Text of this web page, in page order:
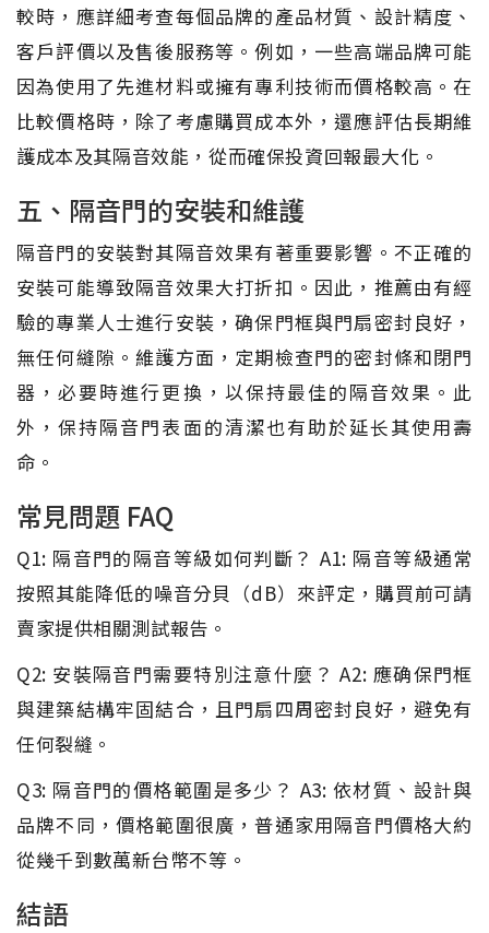
較時，應詳細考查每個品牌的產品材質、設計精度、
客戶評價以及售後服務等。例如，一些高端品牌可能
因為使用了先進材料或擁有專利技術而價格較高。在
比較價格時，除了考慮購買成本外，還應評估長期維
護成本及其隔音效能，從而確保投資回報最大化。
五、隔音門的安裝和維護
隔音門的安裝對其隔音效果有著重要影響。不正確的
安裝可能導致隔音效果大打折扣。因此，推薦由有經
驗的專業人士進行安裝，确保門框與門扇密封良好，
無任何縫隙。維護方面，定期檢查門的密封條和閉門
器，必要時進行更換，以保持最佳的隔音效果。此
外，保持隔音門表面的清潔也有助於延长其使用壽
命。
常見問題 FAQ
Q1: 隔音門的隔音等級如何判斷？ A1: 隔音等級通常
按照其能降低的噪音分貝（dB）來評定，購買前可請
賣家提供相關測試報告。
Q2: 安裝隔音門需要特別注意什麼？ A2: 應确保門框
與建築結構牢固結合，且門扇四周密封良好，避免有
任何裂縫。
Q3: 隔音門的價格範圍是多少？ A3: 依材質、設計與
品牌不同，價格範圍很廣，普通家用隔音門價格大約
從幾千到數萬新台幣不等。
結語